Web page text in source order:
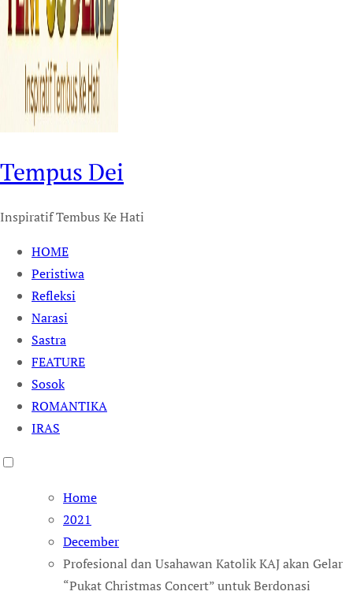
Tempus Dei
Inspiratif Tembus Ke Hati
HOME
Peristiwa
Refleksi
Narasi
Sastra
FEATURE
Sosok
ROMANTIKA
IRAS
Home
2021
December
Profesional dan Usahawan Katolik KAJ akan Gelar
“Pukat Christmas Concert” untuk Berdonasi